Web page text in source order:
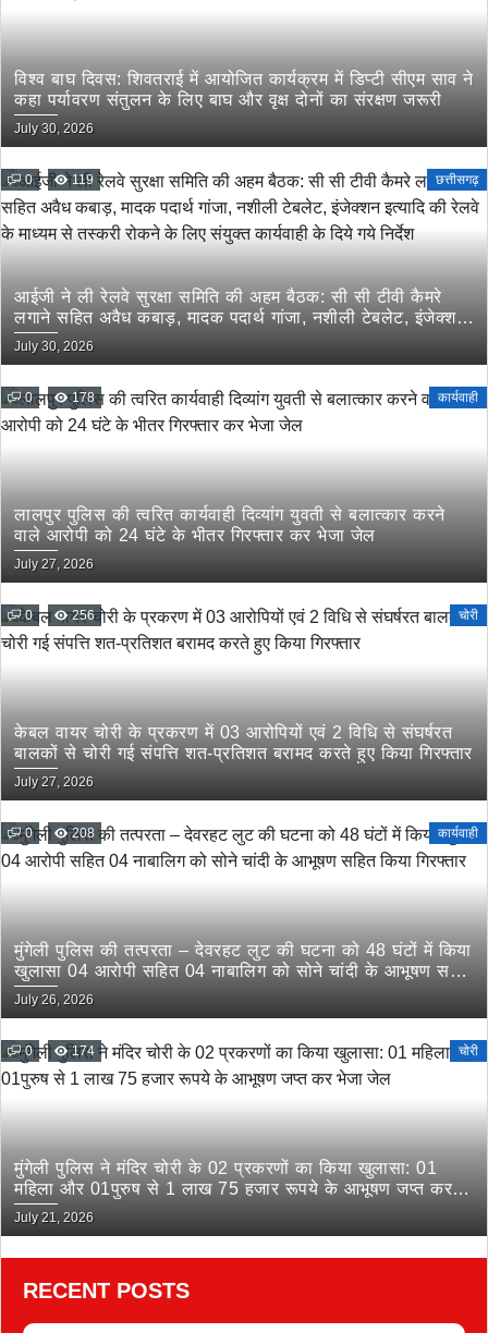
विश्व बाघ दिवस: शिवतराई में आयोजित कार्यक्रम में डिप्टी सीएम साव ने
कहा पर्यावरण संतुलन के लिए बाघ और वृक्ष दोनों का संरक्षण जरूरी
July 30, 2026
0 119 छत्तीसगढ़
आईजी ने ली रेलवे सुरक्षा समिति की अहम बैठक: सी सी टीवी कैमरे
लगाने सहित अवैध कबाड़, मादक पदार्थ गांजा, नशीली टेबलेट, इंजेक्शन
इत्यादि की रेलवे के माध्यम से तस्करी रोकने के लिए संयुक्त कार्यवाही
के दिये गये निर्देश
July 30, 2026
0 178 कार्यवाही
लालपुर पुलिस की त्वरित कार्यवाही दिव्यांग युवती से बलात्कार करने
वाले आरोपी को 24 घंटे के भीतर गिरफ्तार कर भेजा जेल
July 27, 2026
0 256 चोरी
केबल वायर चोरी के प्रकरण में 03 आरोपियों एवं 2 विधि से संघर्षरत
बालकों से चोरी गई संपत्ति शत-प्रतिशत बरामद करते हुए किया गिरफ्तार
July 27, 2026
0 208 कार्यवाही
मुंगेली पुलिस की तत्परता – देवरहट लुट की घटना को 48 घंटों में किया
खुलासा 04 आरोपी सहित 04 नाबालिग को सोने चांदी के आभूषण सहित
किया गिरफ्तार
July 26, 2026
0 174 चोरी
मुंगेली पुलिस ने मंदिर चोरी के 02 प्रकरणों का किया खुलासा: 01
महिला और 01पुरुष से 1 लाख 75 हजार रूपये के आभूषण जप्त कर
भेजा जेल
July 21, 2026
RECENT POSTS